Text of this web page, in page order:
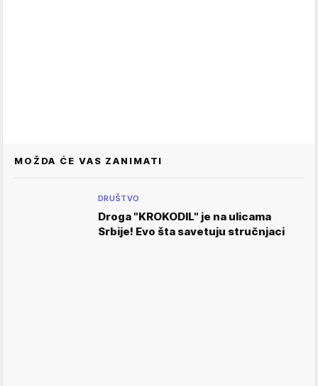
MOŽDA ĆE VAS ZANIMATI
DRUŠTVO
Droga "KROKODIL" je na ulicama
Srbije! Evo šta savetuju stručnjaci